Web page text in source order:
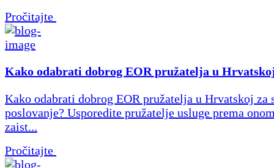
Pročitajte
Kako odabrati dobrog EOR pružatelja u
Kako odabrati dobrog EOR pružatelja u Hrvatskoj za
poslovanje? Usporedite pružatelje usluge prema
zaist...
Pročitajte